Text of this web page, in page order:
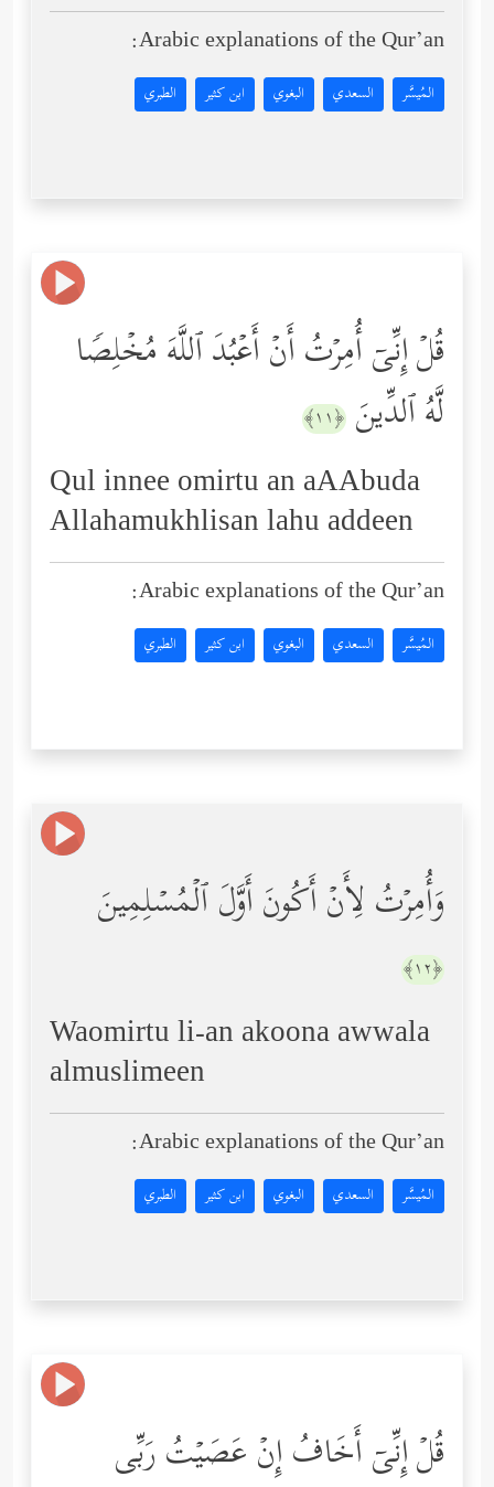
Arabic explanations of the Qur’an:
المُيسَّر السعدي البغوي ابن كثير الطبري
قُلۡ إِنِّیۤ أُمِرۡتُ أَنۡ أَعۡبُدَ ٱللَّهَ مُخۡلِصࣰا
لَّهُ ٱلدِّینَ ﴿١١﴾
Qul innee omirtu an aAAbuda
Allahamukhlisan lahu addeen
Arabic explanations of the Qur’an:
المُيسَّر السعدي البغوي ابن كثير الطبري
وَأُمِرۡتُ لِأَنۡ أَكُونَ أَوَّلَ ٱلۡمُسۡلِمِینَ
﴿١٢﴾
Waomirtu li-an akoona awwala
almuslimeen
Arabic explanations of the Qur’an:
المُيسَّر السعدي البغوي ابن كثير الطبري
قُلۡ إِنِّیۤ أَخَافُ إِنۡ عَصَیۡتُ رَبِّی